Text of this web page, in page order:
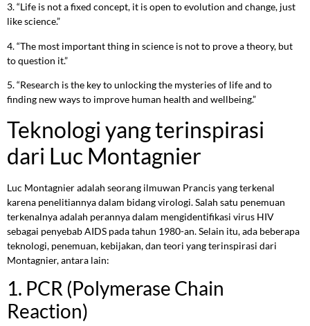
3. “Life is not a fixed concept, it is open to evolution and change, just
like science.”
4. “The most important thing in science is not to prove a theory, but
to question it.”
5. “Research is the key to unlocking the mysteries of life and to
finding new ways to improve human health and wellbeing.”
Teknologi yang terinspirasi
dari Luc Montagnier
Luc Montagnier adalah seorang ilmuwan Prancis yang terkenal
karena penelitiannya dalam bidang virologi. Salah satu penemuan
terkenalnya adalah perannya dalam mengidentifikasi virus HIV
sebagai penyebab AIDS pada tahun 1980-an. Selain itu, ada beberapa
teknologi, penemuan, kebijakan, dan teori yang terinspirasi dari
Montagnier, antara lain:
1. PCR (Polymerase Chain
Reaction)